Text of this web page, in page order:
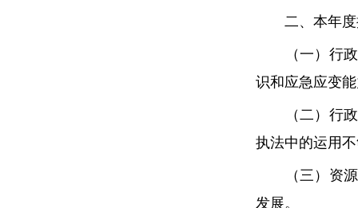
二、本年度
（一）行政
识和应急应变
（二）行政
执法中的运用
（三）资源
发展。